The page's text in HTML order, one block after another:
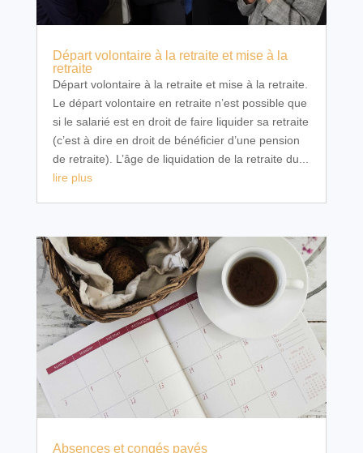
Départ volontaire à la retraite et mise à la
retraite
Départ volontaire à la retraite et mise à la retraite.
Le départ volontaire en retraite n’est possible que
si le salarié est en droit de faire liquider sa retraite
(c’est à dire en droit de bénéficier d’une pension
de retraite). L’âge de liquidation de la retraite du...
lire plus
Absences et congés payés